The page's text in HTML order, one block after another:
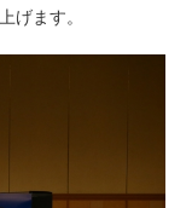
げます。